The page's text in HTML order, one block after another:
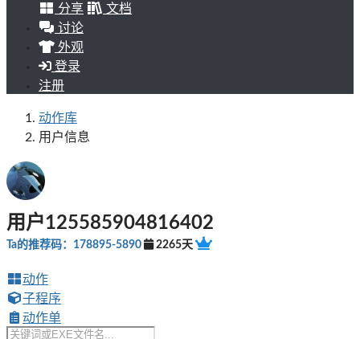
分享
文档
讨论
外观
登录
注册
动作库
用户信息
用户125585904816402
Ta的推荐码：178895-5890 2265天
动作
子程序
动作单